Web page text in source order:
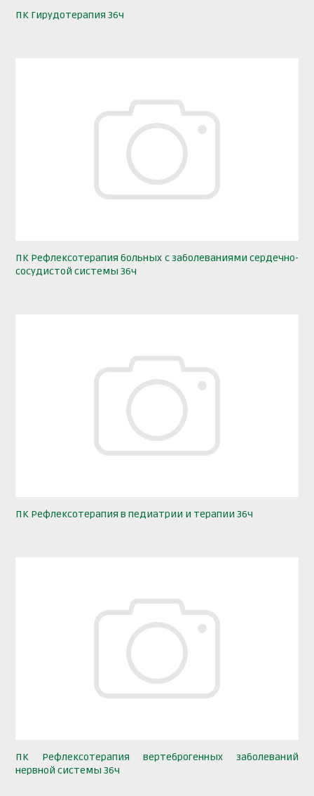
ПК Гирудотерапия 36ч
ПК Рефлексотерапия больных с заболеваниями сердечно-
сосудистой системы 36ч
ПК Рефлексотерапия в педиатрии и терапии 36ч
ПК Рефлексотерапия вертеброгенных заболеваний
нервной системы 36ч